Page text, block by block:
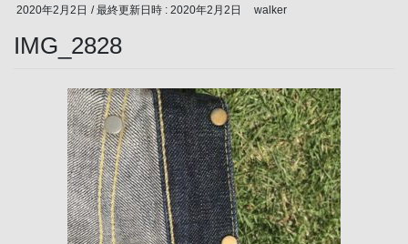
2020年2月2日 / 最終更新日時 : 2020年2月2日 walker
IMG_2828